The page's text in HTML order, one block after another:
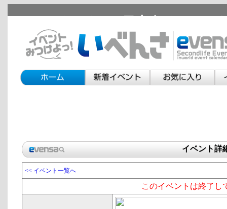
イベント詳
<< イベント一覧へ
このイベントは終了し